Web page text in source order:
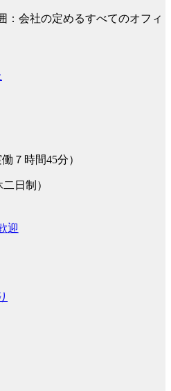
：会社の定めるすべてのオフィ
７時間45分）
日制）
迎